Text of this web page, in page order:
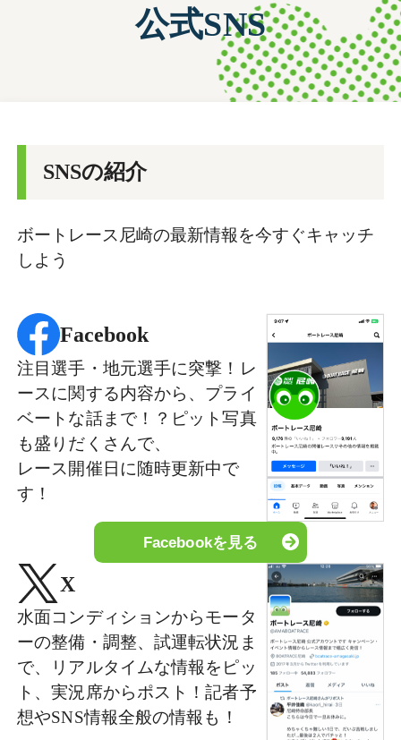
公式SNS
SNSの紹介
ボートレース尼崎の最新情報を今すぐキャッチ
しよう
Facebook
注目選手・地元選手に突撃！レ
ースに関する内容から、プライ
ベートな話まで！？ピット写真
も盛りだくさんで、
レース開催日に随時更新中で
す！
Facebookを見る
X
水面コンディションからモータ
ーの整備・調整、試運転状況ま
で、リアルタイムな情報をピッ
ト、実況席からポスト！記者予
想やSNS情報全般の情報も！